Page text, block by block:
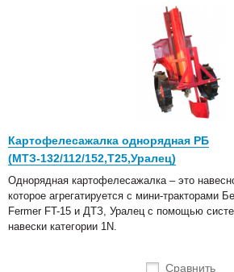
Картофелесажалка однорядная РБ
(МТЗ-132/112/152,Т25,Уралец)
Однорядная картофелесажалка – это
которое агрегатируется с мини-тракторами
Fermer FT-15 и ДТЗ, Уралец с помощью
навески категории 1N.
Сравнить